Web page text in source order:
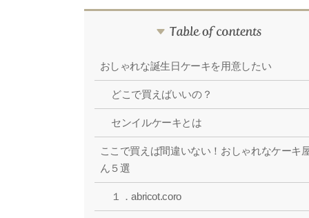
おしゃれな誕生日ケーキを用意したい
どこで買えばいいの？
センイルケーキとは
ここで買えば間違いない！おしゃれなケーキ
ん５選
１．abricot.coro